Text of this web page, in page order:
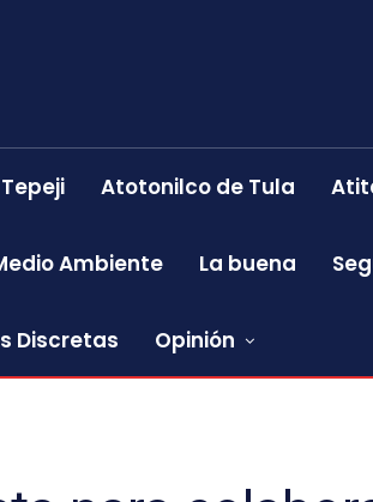
Tepeji Atotonilco de Tula
Ambiente La buena
Discretas Opinión